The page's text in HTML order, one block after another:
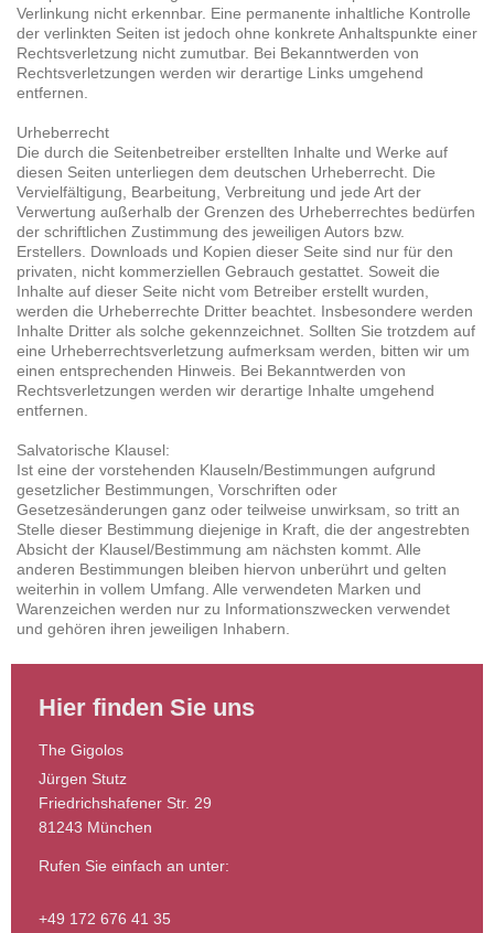
Verlinkung nicht erkennbar. Eine permanente inhaltliche Kontrolle
der verlinkten Seiten ist jedoch ohne konkrete Anhaltspunkte einer
Rechtsverletzung nicht zumutbar. Bei Bekanntwerden von
Rechtsverletzungen werden wir derartige Links umgehend
entfernen.
Urheberrecht
Die durch die Seitenbetreiber erstellten Inhalte und Werke auf
diesen Seiten unterliegen dem deutschen Urheberrecht. Die
Vervielfältigung, Bearbeitung, Verbreitung und jede Art der
Verwertung außerhalb der Grenzen des Urheberrechtes bedürfen
der schriftlichen Zustimmung des jeweiligen Autors bzw.
Erstellers. Downloads und Kopien dieser Seite sind nur für den
privaten, nicht kommerziellen Gebrauch gestattet. Soweit die
Inhalte auf dieser Seite nicht vom Betreiber erstellt wurden,
werden die Urheberrechte Dritter beachtet. Insbesondere werden
Inhalte Dritter als solche gekennzeichnet. Sollten Sie trotzdem auf
eine Urheberrechtsverletzung aufmerksam werden, bitten wir um
einen entsprechenden Hinweis. Bei Bekanntwerden von
Rechtsverletzungen werden wir derartige Inhalte umgehend
entfernen.
Salvatorische Klausel:
Ist eine der vorstehenden Klauseln/Bestimmungen aufgrund
gesetzlicher Bestimmungen, Vorschriften oder
Gesetzesänderungen ganz oder teilweise unwirksam, so tritt an
Stelle dieser Bestimmung diejenige in Kraft, die der angestrebten
Absicht der Klausel/Bestimmung am nächsten kommt. Alle
anderen Bestimmungen bleiben hiervon unberührt und gelten
weiterhin in vollem Umfang. Alle verwendeten Marken und
Warenzeichen werden nur zu Informationszwecken verwendet
und gehören ihren jeweiligen Inhabern.
Hier finden Sie uns
The Gigolos
Jürgen Stutz
Friedrichshafener Str. 29
81243 München
Rufen Sie einfach an unter:
+49 172 676 41 35